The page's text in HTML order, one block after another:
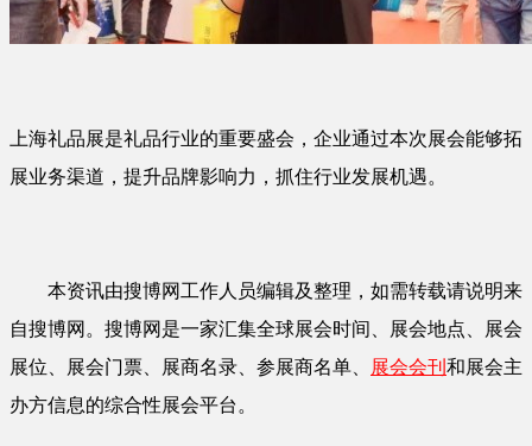
上海礼品展是礼品行业的重要盛会，企业通过本次展会能够拓
展业务渠道，提升品牌影响力，抓住行业发展机遇。
本资讯由搜博网工作人员编辑及整理，如需转载请说明来
自搜博网。搜博网是一家汇集全球展会时间、展会地点、展会
展位、展会门票、展商名录、参展商名单、
展会会刊 和展会主
办方信息的综合性展会平台。